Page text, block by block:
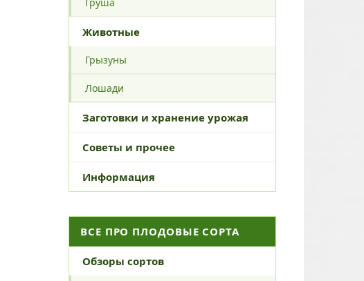
Животные
Грызуны
Лошади
Заготовки и хранение урожая
Советы и прочее
Информация
ВСЕ ПРО ПЛОДОВЫЕ СОРТА
Обзоры сортов